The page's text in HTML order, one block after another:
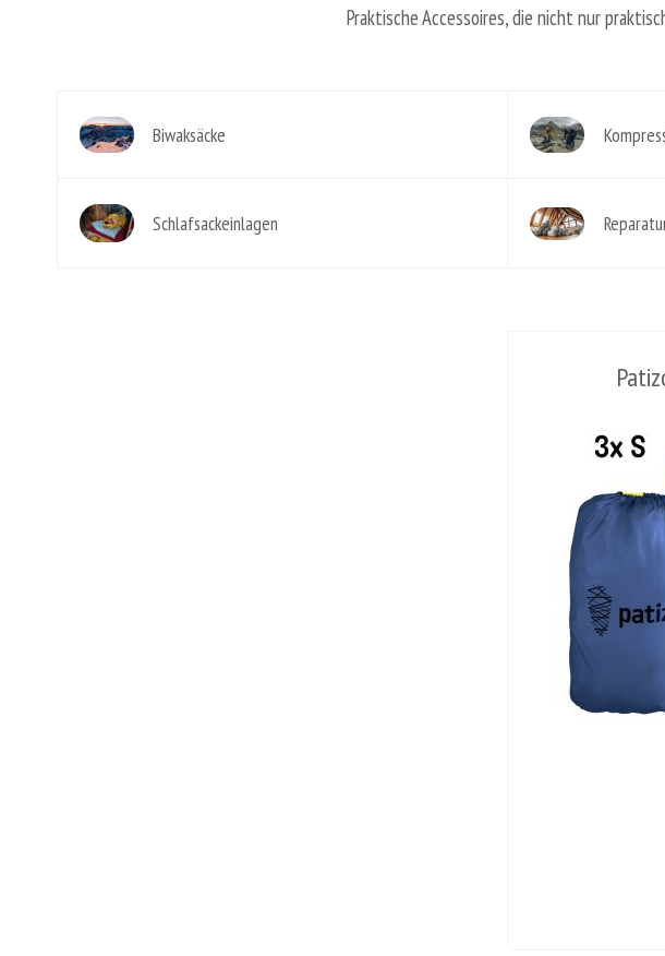
Praktische Accessoires, die nicht nur
Biwaksäcke
Schlafsackeinlagen